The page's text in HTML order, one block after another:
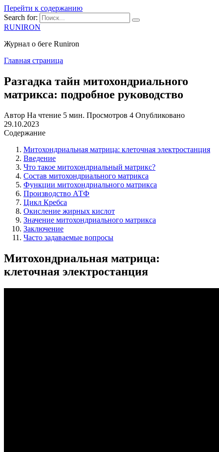
Перейти к содержанию
Search for:
RUNIRON
Журнал о беге Runiron
Главная страница
Разгадка тайн митохондриального
матрикса: подробное руководство
Автор На чтение 5 мин. Просмотров 4 Опубликовано
29.10.2023
Содержание
Митохондриальная матрица: клеточная электростанция
Введение
Что такое митохондриальный матрикс?
Состав митохондриального матрикса
Функции митохондриального матрикса
Производство АТФ
Цикл Кребса
Окисление жирных кислот
Значение митохондриального матрикса
Заключение
Часто задаваемые вопросы
Митохондриальная матрица:
клеточная электростанция